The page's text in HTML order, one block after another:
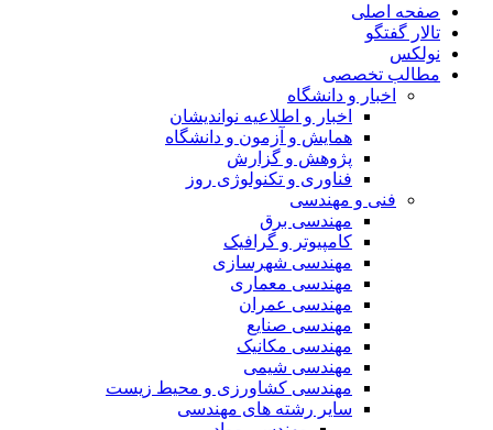
صفحه اصلی
تالار گفتگو
نولکس
مطالب تخصصی
اخبار و دانشگاه
اخبار و اطلاعیه نواندیشان
همایش و آزمون و دانشگاه
پژوهش و گزارش
فناوری و تکنولوژی روز
فنی و مهندسی
مهندسی برق
کامپیوتر و گرافیک
مهندسی شهرسازی
مهندسی معماری
مهندسی عمران
مهندسی صنایع
مهندسی مکانیک
مهندسی شیمی
مهندسی کشاورزی و محیط زیست
سایر رشته های مهندسی